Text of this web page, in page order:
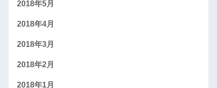
2018年5月
2018年4月
2018年3月
2018年2月
2018年1月